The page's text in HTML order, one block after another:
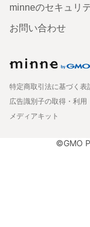
minneのセキュリ
お問い合わせ
特定商取引法に基づく表
広告識別子の取得・利用
メディアキット
©GMO